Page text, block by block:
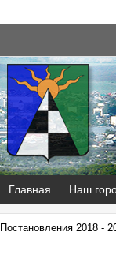
Главная Наш
Постановления 2018 -